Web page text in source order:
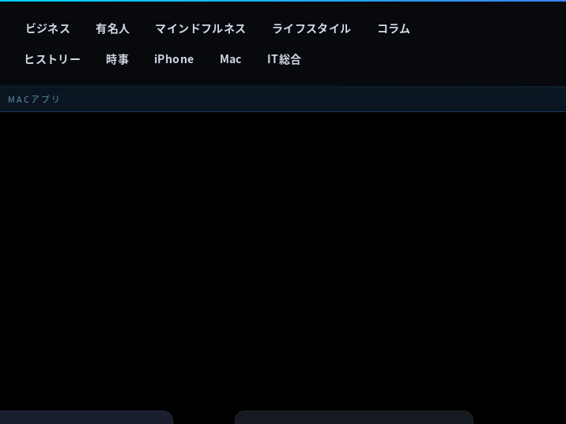
ビジネス 有名人 マインドフルネス ライフスタイル
コラム
ヒストリー 時事 iPhone Mac IT総合
MACアプリ